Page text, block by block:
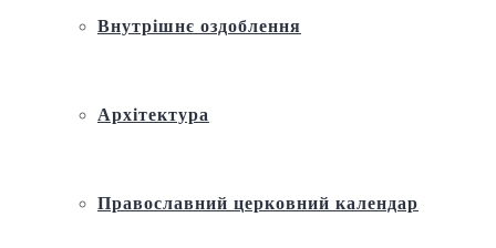
Внутрішнє оздоблення
Архітектура
Православний церковний календар